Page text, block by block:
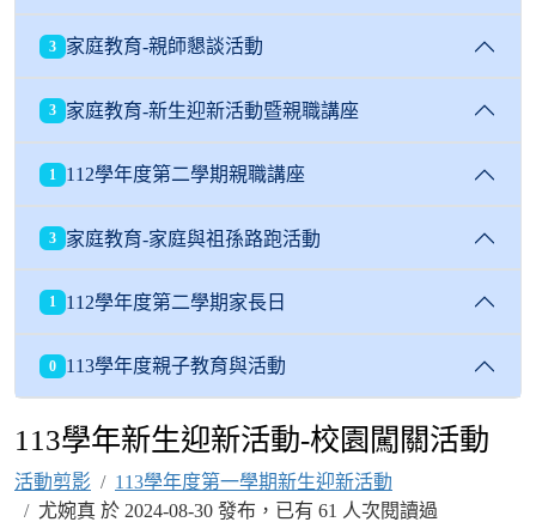
3 家庭教育-親師懇談活動
3 家庭教育-新生迎新活動暨親職講座
1 112學年度第二學期親職講座
3 家庭教育-家庭與祖孫路跑活動
1 112學年度第二學期家長日
0 113學年度親子教育與活動
113學年新生迎新活動-校園闖關活動
活動剪影
113學年度第一學期新生迎新活動
尤婉真 於 2024-08-30 發布，已有 61 人次閱讀過